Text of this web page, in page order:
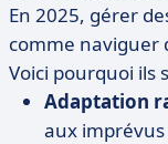
En 2025, gérer
comme naviguer
Voici pourquoi ils
Adaptation
aux imprévus